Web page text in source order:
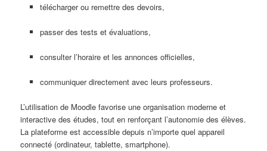
télécharger ou remettre des devoirs,
passer des tests et évaluations,
consulter l’horaire et les annonces officielles,
communiquer directement avec leurs professeurs.
L’utilisation de Moodle favorise une organisation moderne et
interactive des études, tout en renforçant l’autonomie des élèves.
La plateforme est accessible depuis n’importe quel appareil
connecté (ordinateur, tablette, smartphone).